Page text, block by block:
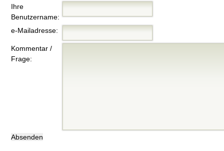
Ihre
Benutzername:
e-Mailadresse:
Kommentar /
Frage: